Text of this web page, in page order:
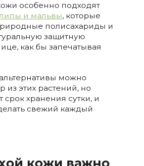
особенно подходят
и мальвы, которые
полисахариды и
защитную
как бы запечатывая
можно
из этих растений, но
срок хранения сутки, и
свежий каждый